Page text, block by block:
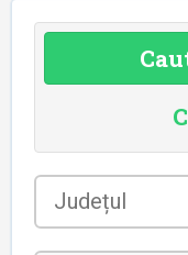
Județul